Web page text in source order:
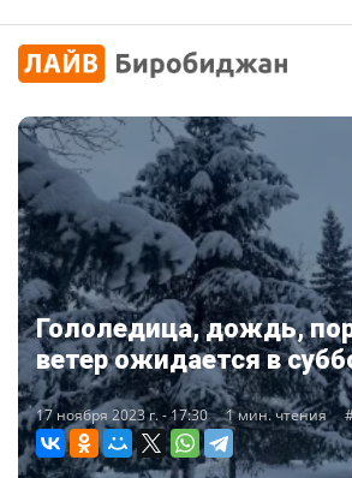
Гололедица, дождь,
ветер ожидается в
17 ноября 2023 г. - 17:30 1 мин. чтения